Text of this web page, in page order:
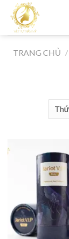
content
TRANG CHỦ /